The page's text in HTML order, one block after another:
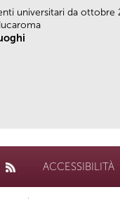
universitari da ottobre
ACCESSIBILITÀ